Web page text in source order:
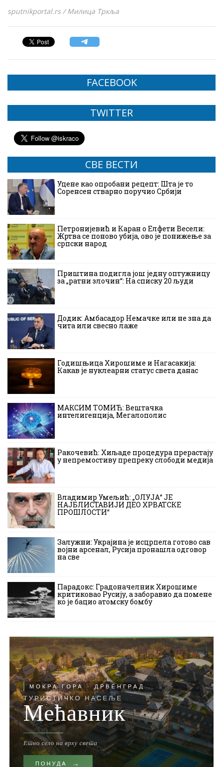
sputnikportal.rs / Милица Тркља
FACEBOOK
TWITTER
СВЕ ВЕСТИ
Уцене као опробани рецепт: Шта је то
Соренсен стварно поручио Србији
Петронијевић и Каран о Елфети Весели:
Жртва се поново убија, ово је понижење за
српски народ
Приштина подигла још једну оптужницу
за „ратни злочин“: На списку 20 људи
Додик: Амбасадор Немачке или не зна да
чита или свесно лаже
Годишњица Хирошиме и Нагасакија:
Какав је нуклеарни статус света данас
МАКСИМ ТОМИЋ: Вештачка
интелигенција, Мегалополис
Ракочевић: Хиљаде процедура прерастају
у непремостиву препреку слободи медија
Владимир Умељић: „ОЛУЈА“ ЈЕ
НАЈБЛИСТАВИЈИ ДЕО ХРВАТСКЕ
ПРОШЛОСТИ“
Залужни: Украјина је исцрпела готово сав
војни арсенал, Русија пронашла одговор
на све
Парадокс: Градоначелник Хирошиме
критиковао Русију, а заборавио да помене
ко је бацио атомску бомбу